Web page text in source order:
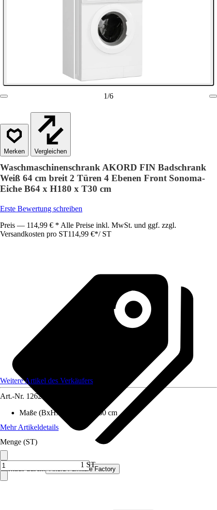
1/6
Vergleichen
Waschmaschinenschrank AKORD FIN Badschrank
Weiß 64 cm breit 2 Türen 4 Ebenen Front Sonoma-
Eiche B64 x H180 x T30 cm
Erste Bewertung schreiben
Preis — 114,99 € * Alle Preise inkl. MwSt. und ggf. zzgl.
Versandkosten pro ST114,99 €*/ ST
Verkauf durch: Akord Furniture Factory
Weitere Artikel des Verkäufers
Art.-Nr. 12620919
Maße (BxHxT)
64x180x30 cm
Mehr Artikeldetails
Menge (ST)
1 ST